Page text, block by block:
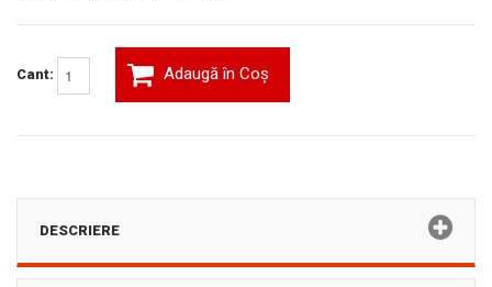
Cant: Adaugă în Coş
DESCRIERE